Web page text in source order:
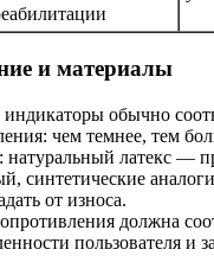
и материалы
обычно
чем темнее, тем
натуральный латекс —
синтетические
от износа.
должна
пользователя и